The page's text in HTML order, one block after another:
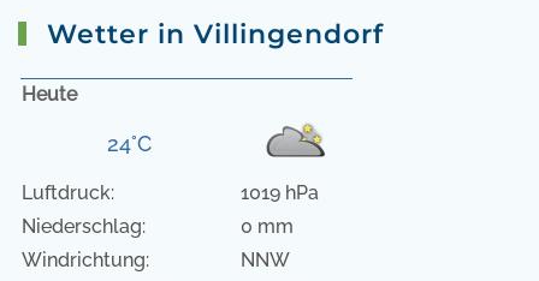
Wetter in Villingendorf
Heute
24°C
Luftdruck:
1019 hPa
Niederschlag:
0 mm
Windrichtung:
NNW